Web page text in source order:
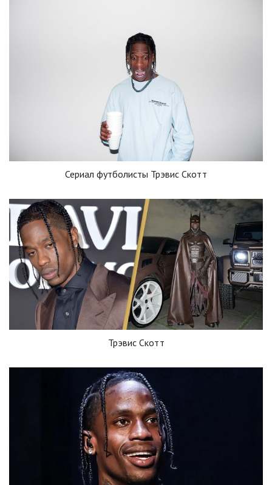
Сериал футболисты Трэвис Скотт
Трэвис Скотт